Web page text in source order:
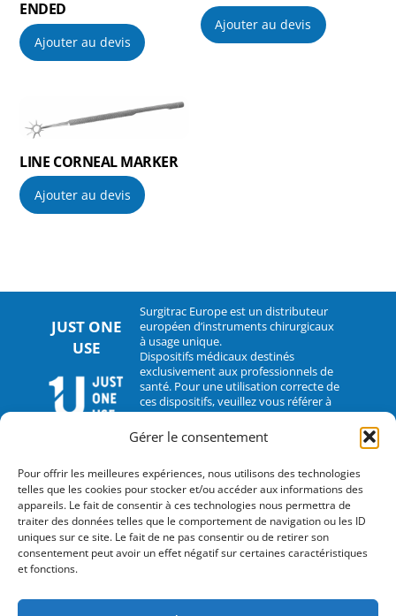
Gérer le consentement
Pour offrir les meilleures expériences, nous utilisons des technologies
telles que les cookies pour stocker et/ou accéder aux informations des
appareils. Le fait de consentir à ces technologies nous permettra de
traiter des données telles que le comportement de navigation ou les ID
uniques sur ce site. Le fait de ne pas consentir ou de retirer son
consentement peut avoir un effet négatif sur certaines caractéristiques
et fonctions.
ENDED
Ajouter au devis
Ajouter au devis
LINE CORNEAL MARKER
Ajouter au devis
JUST ONE
USE
Surgitrac Europe est un distributeur
européen d’instruments chirurgicaux
à usage unique.
Dispositifs médicaux destinés
exclusivement aux professionnels de
santé. Pour une utilisation correcte de
ces dispositifs, veuillez vous référer à
leur notice d’utilisation.
CONTACT
2 rue Hélène Boucher – 35235 Thorigné-Fouillard
Tel : 33 (0)2.30.07.01.07
Fax : 33 (0)2.30.07.01.08